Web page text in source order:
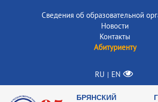
Сведения об образовательной
Новости
Контакты
Абитуриенту
RU | EN
БРЯНСКИЙ